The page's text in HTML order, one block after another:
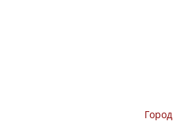
Город